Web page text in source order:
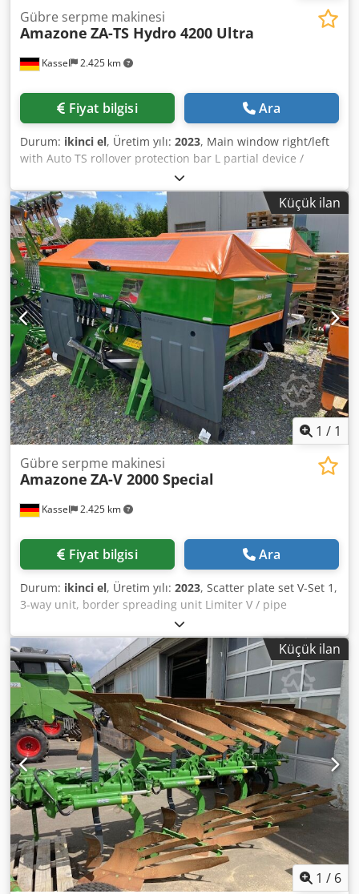
Kassel 2.425 km
Gübre serpme makinesi
Amazone ZA-TS Hydro 4200 Ultra
Fiyat bilgisi Ara
Durum: ikinci el, Üretim yılı: 2023, Main window right/left
with Auto TS rollover protection bar L partial device /
swiveling, factory-installed. Inclination sensor for weighing
system, electronic / feed system adjustment. Profis
weighing system installation parts for ZA base units. LED /
rear lighting manual. Dodpfx Ajt A Udgectsck
Küçük ilan
1 / 1
Kassel 2.425 km
Gübre serpme makinesi
Amazone ZA-V 2000 Special
Fiyat bilgisi Ara
Durum: ikinci el, Üretim yılı: 2023, Scatter plate set V-Set 1,
3-way unit, border spreading unit Limiter V / pipe
protection bar S, plug-in roller device, spreading
mechanism ZA-V, container extension S / 2000, PTO shaft
with friction clutch, installation components for ZA basic
units, mudguard S / LED lighting Djdst Dwh Repfx Actsck
Küçük ilan
1 / 6